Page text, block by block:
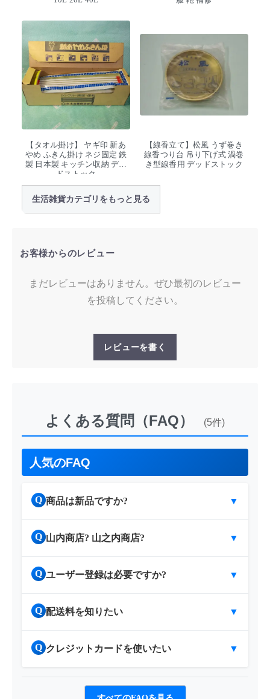
【タオル掛け】 ヤギ印 新あ
やめ ふきん掛け ネジ固定 鉄
製 日本製 キッチン収納 デッ
ドストック
【線香立て】松風 うず巻き
線香つり台 吊り下げ式 渦巻
き型線香用 デッドストック
生活雑貨カテゴリをもっと見る
お客様からのレビュー
まだレビューはありません。ぜひ最初のレビュー
を投稿してください。
レビューを書く
よくある質問（FAQ） (5件)
人気のFAQ
Q 商品は新品ですか? ▼
Q 山内商店? 山之内商店? ▼
Q ユーザー登録は必要ですか? ▼
Q 配送料を知りたい ▼
Q クレジットカードを使いたい ▼